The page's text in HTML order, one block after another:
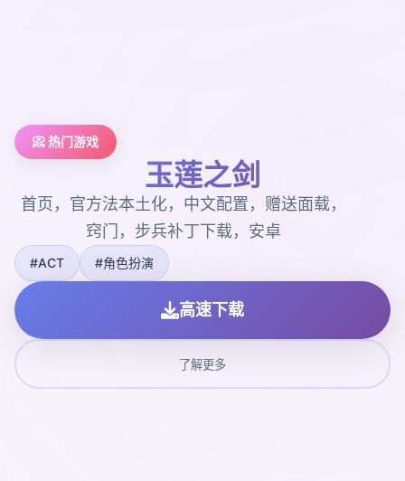
📀 热门游戏
玉莲之剑
首页，官方法本土化，中文配置，赠送面载，
窍门，步兵补丁下载，安卓
#ACT #角色扮演
高速下载
了解更多